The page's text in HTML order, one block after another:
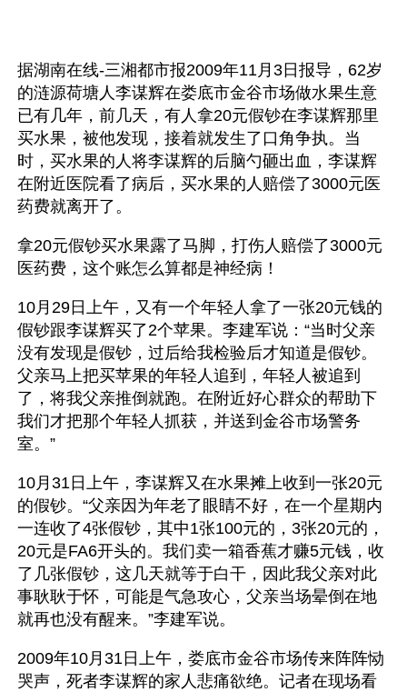
据湖南在线-三湘都市报2009年11月3日报导，62岁
的涟源荷塘人李谋辉在娄底市金谷市场做水果生意
已有几年，前几天，有人拿20元假钞在李谋辉那里
买水果，被他发现，接着就发生了口角争执。当
时，买水果的人将李谋辉的后脑勺砸出血，李谋辉
在附近医院看了病后，买水果的人赔偿了3000元医
药费就离开了。
拿20元假钞买水果露了马脚，打伤人赔偿了3000元
医药费，这个账怎么算都是神经病！
10月29日上午，又有一个年轻人拿了一张20元钱的
假钞跟李谋辉买了2个苹果。李建军说：“当时父亲
没有发现是假钞，过后给我检验后才知道是假钞。
父亲马上把买苹果的年轻人追到，年轻人被追到
了，将我父亲推倒就跑。在附近好心群众的帮助下
我们才把那个年轻人抓获，并送到金谷市场警务
室。”
10月31日上午，李谋辉又在水果摊上收到一张20元
的假钞。“父亲因为年老了眼睛不好，在一个星期内
一连收了4张假钞，其中1张100元的，3张20元的，
20元是FA6开头的。我们卖一箱香蕉才赚5元钱，收
了几张假钞，这几天就等于白干，因此我父亲对此
事耿耿于怀，可能是气急攻心，父亲当场晕倒在地
就再也没有醒来。”李建军说。
2009年10月31日上午，娄底市金谷市场传来阵阵恸
哭声，死者李谋辉的家人悲痛欲绝。记者在现场看